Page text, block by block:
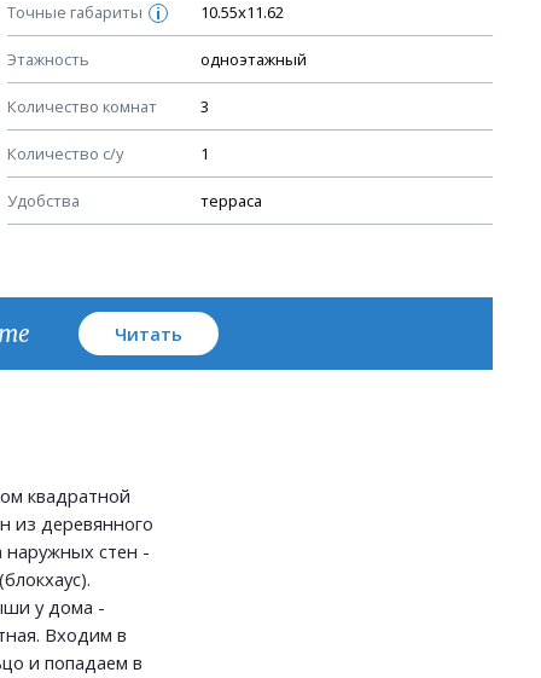
Точные габариты i 10.55х11.62
Этажность одноэтажный
Количество комнат 3
Количество с/у 1
Удобства терраса
Схема расположения лаг чердака (если есть)
Схема расположения элементов стропил
Устройство стропильной системы
Узлы устройства кровли
План кровли
Читать
квадратной
из деревянного
наружных стен -
у дома -
Входим в
и попадаем в